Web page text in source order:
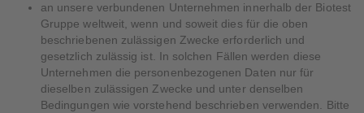
an unsere verbundenen Unternehmen innerhalb der Biotest
Gruppe weltweit, wenn und soweit dies für die oben
beschriebenen zulässigen Zwecke erforderlich und
gesetzlich zulässig ist. In solchen Fällen werden diese
Unternehmen die personenbezogenen Daten nur für
dieselben zulässigen Zwecke und unter denselben
Bedingungen wie vorstehend beschrieben verwenden. Bitte